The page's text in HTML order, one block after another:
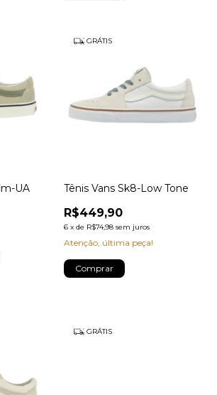
UA
GRÁTIS
Tênis Vans Sk8-Low Tone
R$449,90
6 x de R$74,98 sem juros
Atenção, última peça!
Comprar
GRÁTIS